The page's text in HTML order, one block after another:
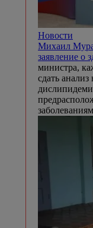
Новости
Михаил
заявление о
министра,
сдать